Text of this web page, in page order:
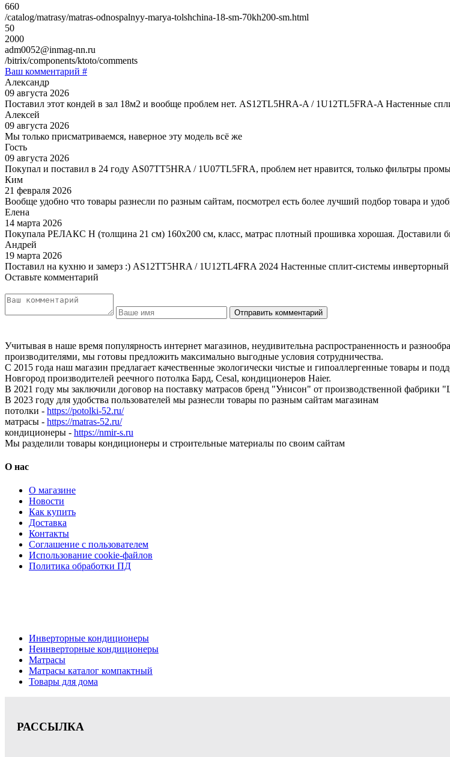
660
/catalog/matrasy/matras-odnospalnyy-marya-tolshchina-18-sm-70kh200-sm.html
50
2000
adm0052@inmag-nn.ru
/bitrix/components/ktoto/comments
Ваш комментарий #
Александр
09 августа 2026
Поставил этот кондей в зал 18м2 и вообще проблем нет. AS12TL5HRA-A / 1U12TL5FRA-A Настенные
Алексей
09 августа 2026
Мы только присматриваемся, наверное эту модель всё же
Гость
09 августа 2026
Покупал и поставил в 24 году AS07TT5HRA / 1U07TL5FRA, проблем нет нравится, только фильтры
Ким
21 февраля 2026
Вообще удобно что товары разнесли по разным сайтам, посмотрел есть более лучший подбор товара и
Елена
14 марта 2026
Покупала РЕЛАКС Н (толщина 21 см) 160х200 см, класс, матрас плотный прошивка хорошая. Доставили
Андрей
19 марта 2026
Поставил на кухню и замерз :) AS12TT5HRA / 1U12TL4FRA 2024 Настенные сплит-системы
Оставьте комментарий
Учитывая в наше время популярность интернет магазинов, неудивительна распространенность и
производителями, мы готовы предложить максимально выгодные условия сотрудничества.
С 2015 года наш магазин предлагает качественные экологически чистые и гипоаллергенные товары и
Новгород производителей реечного потолка Бард, Cesal, кондиционеров Haier.
В 2021 году мы заключили договор на поставку матрасов бренд "Унисон" от производственной фабрики
В 2023 году для удобства пользователей мы разнесли товары по разным сайтам магазинам
потолки - https://potolki-52.ru/
матрасы - https://matras-52.ru/
кондиционеры - https://nmir-s.ru
Мы разделили товары кондиционеры и строительные материалы по своим сайтам
О нас
О магазине
Новости
Как купить
Доставка
Контакты
Соглашение с пользователем
Использование cookie-файлов
Политика обработки ПД
Инверторные кондиционеры
Неинверторные кондиционеры
Матрасы
Матрасы каталог компактный
Товары для дома
РАССЫЛКА